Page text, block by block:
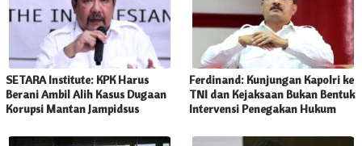
SETARA Institute: KPK Harus
Berani Ambil Alih Kasus Dugaan
Korupsi Mantan Jampidsus
Ferdinand: Kunjungan Kapolri ke
TNI dan Kejaksaan Bukan Bentuk
Intervensi Penegakan Hukum